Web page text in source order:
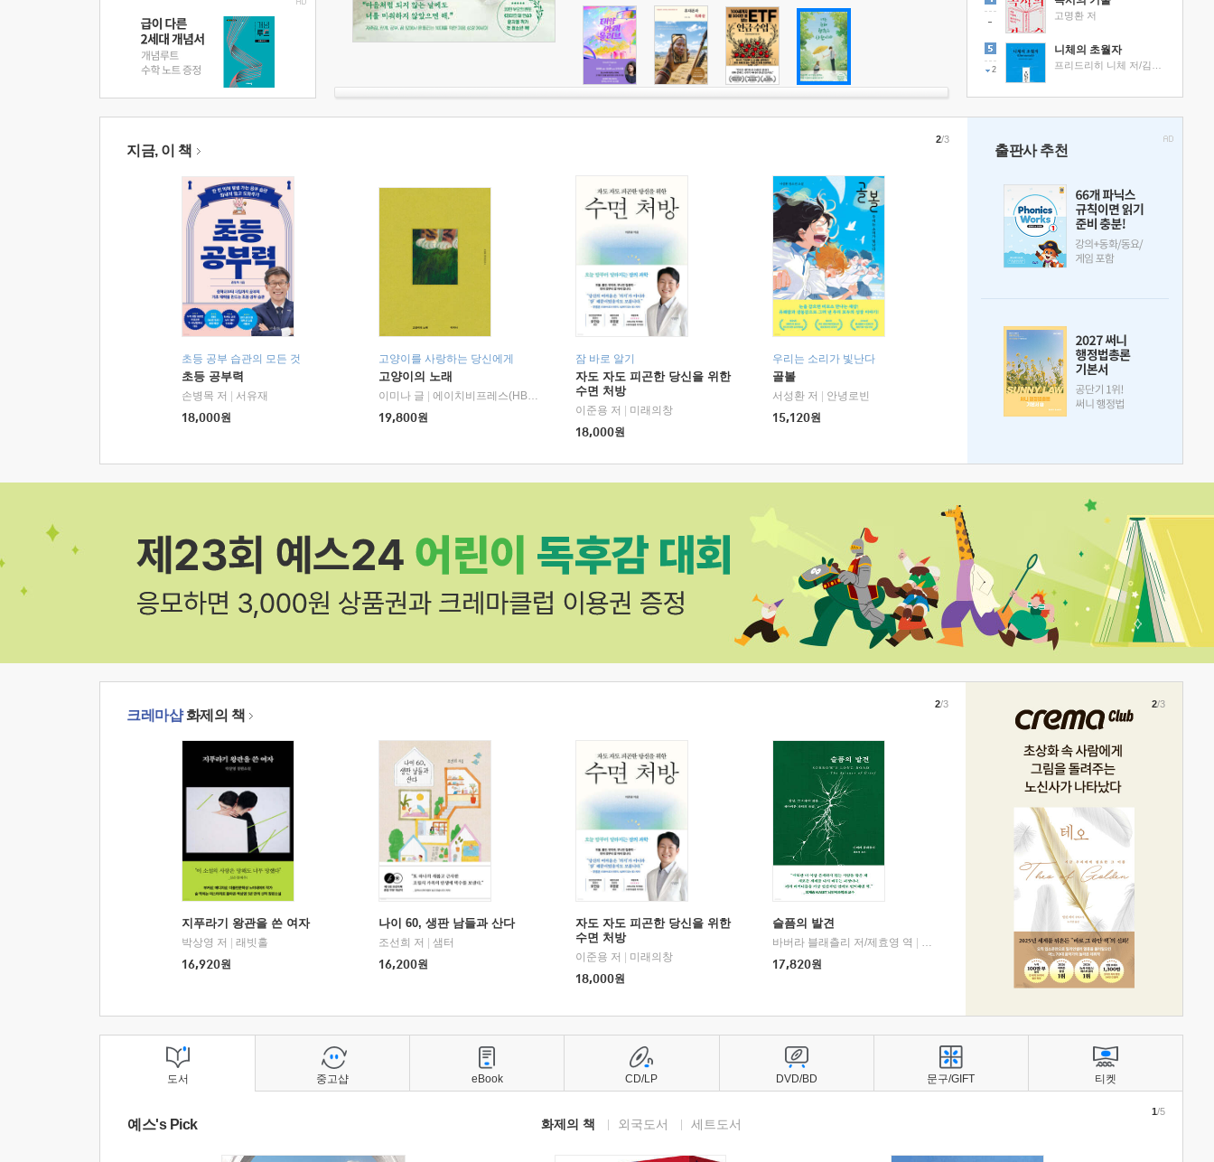
고명환 저
2
니체의 초월자
지금, 이 책
초등 공부 습관의 모든 것
초등 공부력
손병목 저
서유재
18,000원
고양이를 사랑하는 당신에게
고양이의 노래
이미나 글
에이치비프레스(HBPRESS)
19,800원
잠 바로 알기
자도 자도 피곤한 당신을 위한
수면 처방
이준용 저
미래의창
18,000원
우리는 소리가 빛난다
골볼
서성환 저
안녕로빈
15,120원
2/3
출판사 추천
크레마샵화제의 책
지푸라기 왕관을 쓴 여자
박상영 저
래빗홀
16,920원
나이 60, 생판 남들과 산다
조선희 저
샘터
16,200원
자도 자도 피곤한 당신을 위한
수면 처방
이준용 저
미래의창
18,000원
슬픔의 발견
바버라 블래츨리 저/제효영 역
디플롯
17,820원
2/3 2/3
도서
예스's Pick 화제의 책 외국도서 세트도서
1/5
중고샵 eBook CD/LP DVD/BD 문구/GIFT 티켓